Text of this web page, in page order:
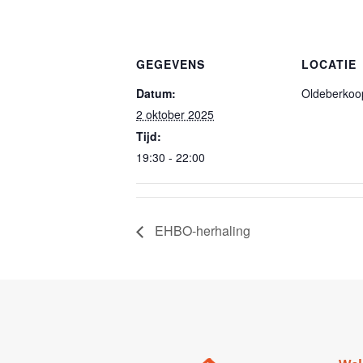
GEGEVENS
Datum:
2 oktober 2025
Tijd:
19:30 - 22:00
LOCATIE
EHBO-herhaling